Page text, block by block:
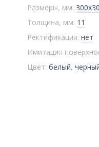
Размеры, мм:
Толщина, мм: 11
Ректификация: нет
Имитация
Цвет: белый,